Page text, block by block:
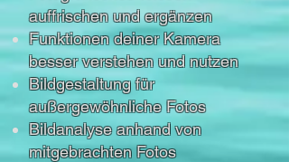
auffrischen und ergänzen
Funktionen deiner Kamera
besser verstehen und nutzen
Bildgestaltung für
außergewöhnliche Fotos
Bildanalyse anhand von
mitgebrachten Fotos